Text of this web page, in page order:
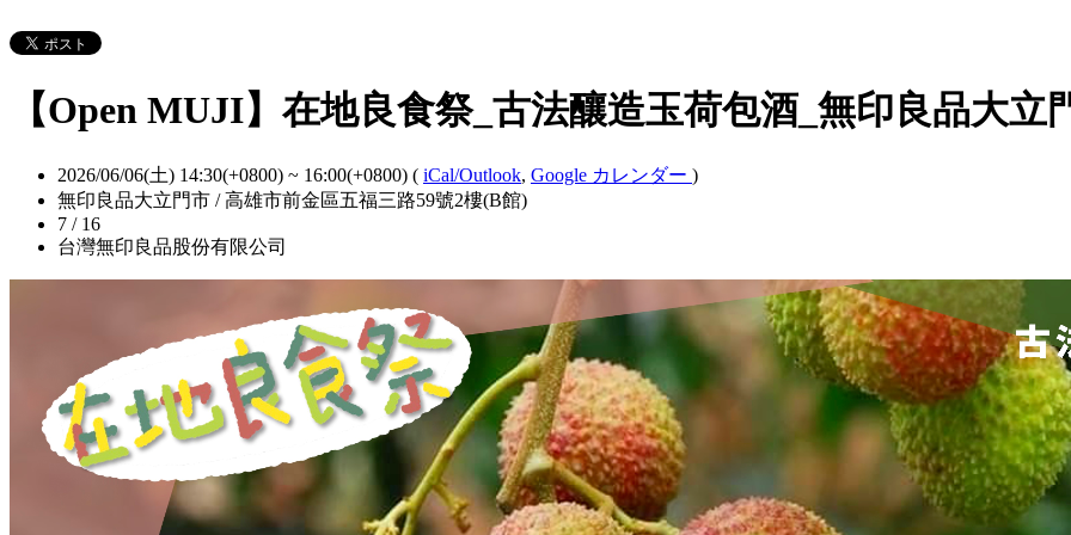
【Open MUJI】在地良食祭_古法釀造玉荷包酒_無印良品大立
2026/06/06(土) 14:30(+0800) ~ 16:00(+0800) ( iCal/Outlook, Google カレンダー )
無印良品大立門市 / 高雄市前金區五福三路59號2樓(B館)
7 / 16
台灣無印良品股份有限公司